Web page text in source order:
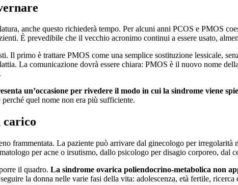
anche questo richiederà tempo. Per alcuni anni PCOS e PMOS
È prevedibile che il vecchio acronimo continui a essere usato,
Il primo è trattare PMOS come una semplice sostituzione lessicale,
La comunicazione dovrà essere chiara: PMOS è il nuovo nome
un’occasione per rivedere il modo in cui la sindrome viene
quel nome non era più sufficiente.
carico
frammentata. La paziente può arrivare dal ginecologo per
per acne o irsutismo, dallo psicologo per disagio corporeo, dal
il quadro. La sindrome ovarica poliendocrino-metabolica non
la donna nelle varie fasi della vita: adolescenza, età fertile,